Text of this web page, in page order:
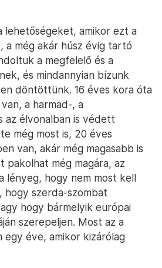
lehetőségeket, amikor ezt a
a még akár húsz évig tartó
a megfelelő és a
és mindannyian bízunk
döntöttünk. 16 éves kora óta
a harmad-, a
az élvonalban is védett
még most is, 20 éves
van, akár még magasabb is
pakolhat még magára, az
lényeg, hogy nem most kell
szerda-szombat
hogy bármelyik európai
szerepeljen. Most az a
éve, amikor kizárólag